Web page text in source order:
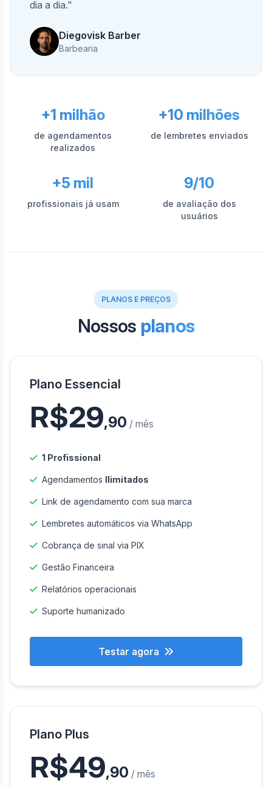
dia a dia."
Diegovisk Barber
Barbearia
+1 milhão
de agendamentos
realizados
+10 milhões
de lembretes enviados
+5 mil
profissionais já usam
9/10
de avaliação dos
usuários
PLANOS E PREÇOS
Nossos planos
Plano Essencial
R$29,90 / mês
1 Profissional
Agendamentos Ilimitados
Link de agendamento com sua marca
Lembretes automáticos via WhatsApp
Cobrança de sinal via PIX
Gestão Financeira
Relatórios operacionais
Suporte humanizado
Testar agora
Plano Plus
R$49,90 / mês